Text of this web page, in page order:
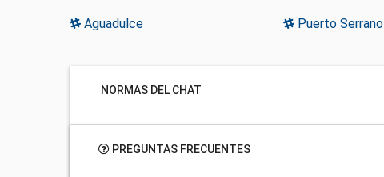
Aguadulce Puerto Serrano
NORMAS DEL CHAT
PREGUNTAS FRECUENTES